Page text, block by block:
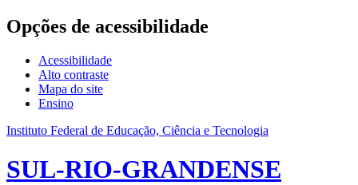
Acesso à informação
Opções de acessibilidade
Acessibilidade
Alto contraste
Mapa do site
Ensino
Instituto Federal de Educação, Ciência e Tecnologia
SUL-RIO-GRANDENSE